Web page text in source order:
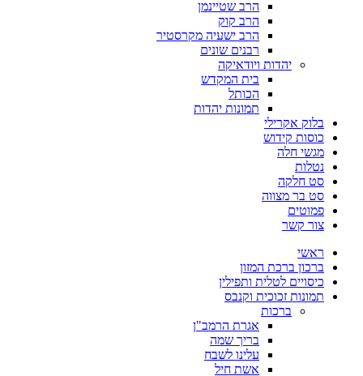
הרב שטיינמן
הרב קוק
הרב ישעיה מקרסטיר
רבנים שונים
יהדות ויודאיקה
בית המקדש
הכותל
תמונות יהדות
בלוק אקרילי
כוסות קידוש
מגשי חלה
נטלות
סט חלקה
סט בר מצווה
פמוטים
צור קשר
ראשי
ברכון ברכת המזון
כיסויים לטלית ותפילין
תמונות זכוכית וקנבס
ברכות
אגרת הרמב"ן
בריך שמה
עלינו לשבח
אשת חיל